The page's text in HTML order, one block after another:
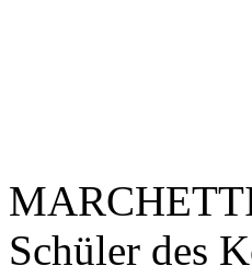
Schüler des